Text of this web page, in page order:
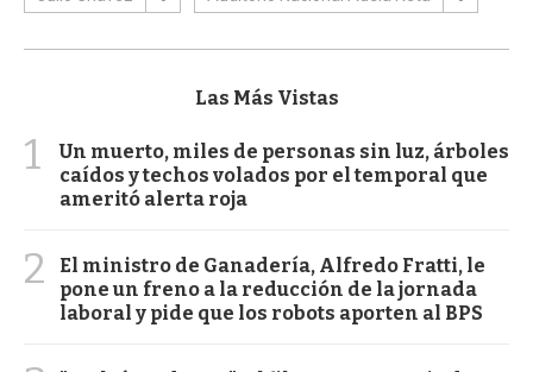
Las Más Vistas
1
Un muerto, miles de personas sin luz, árboles
caídos y techos volados por el temporal que
ameritó alerta roja
2
El ministro de Ganadería, Alfredo Fratti, le
pone un freno a la reducción de la jornada
laboral y pide que los robots aporten al BPS